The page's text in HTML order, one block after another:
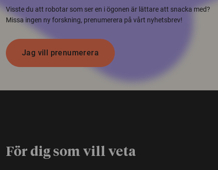
Visste du att robotar som ser en i ögonen är lättare att snacka med?
Missa ingen ny forskning, prenumerera på vårt nyhetsbrev!
Jag vill prenumerera
För dig som vill veta